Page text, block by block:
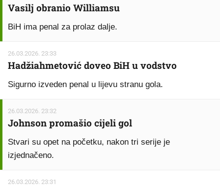
Vasilj obranio Williamsu
BiH ima penal za prolaz dalje.
26.03.2026. 23:33
Hadžiahmetović doveo BiH u vodstvo
Sigurno izveden penal u lijevu stranu gola.
26.03.2026. 23:32
Johnson promašio cijeli gol
Stvari su opet na početku, nakon tri serije je
izjednačeno.
26.03.2026. 23:31